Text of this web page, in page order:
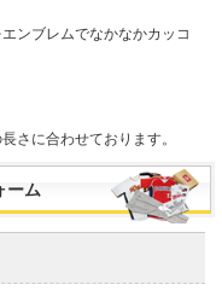
ンブレムでなかなかカッコ
さに合わせております。
ーム